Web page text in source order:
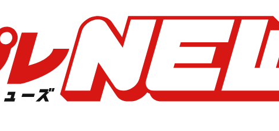
ス）、いけだてつやの甲子園バカ芸人たちが優勝校を大予想！